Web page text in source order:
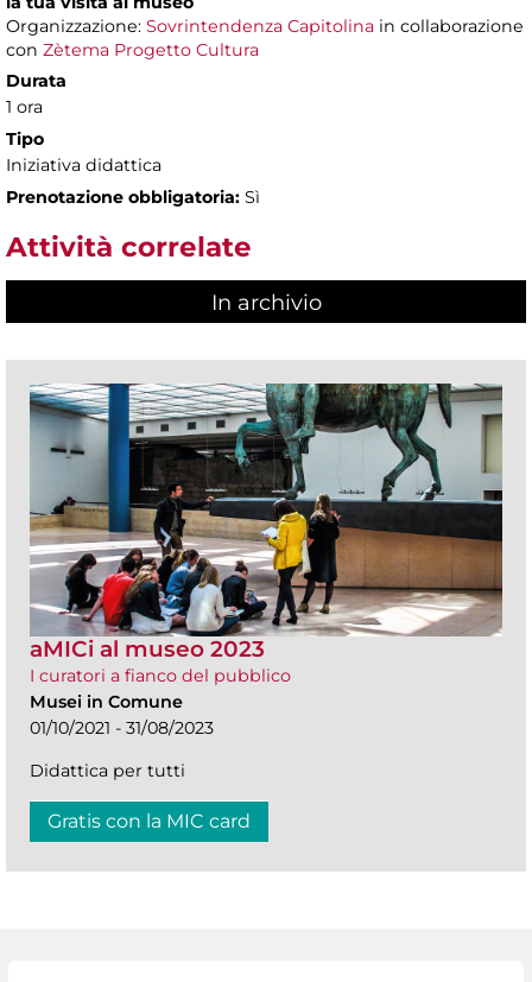
Organizzazione: Sovrintendenza Capitolina in collaborazione
con Zètema Progetto Cultura
Durata
1 ora
Tipo
Iniziativa didattica
Prenotazione obbligatoria: Sì
Attività correlate
In archivio
aMICi al museo 2023
I curatori a fianco del pubblico
Musei in Comune
01/10/2021 - 31/08/2023
Didattica per tutti
Gratis con la MIC card